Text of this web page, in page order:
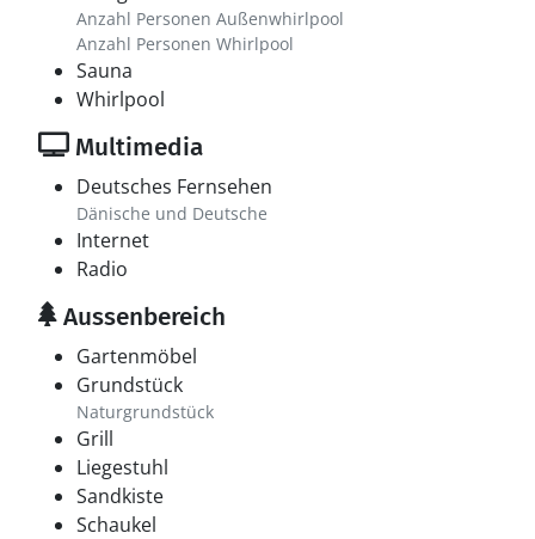
Anzahl Personen Außenwhirlpool
Anzahl Personen Whirlpool
Sauna
Whirlpool
Multimedia
Deutsches Fernsehen
Dänische und Deutsche
Internet
Radio
Aussenbereich
Gartenmöbel
Grundstück
Naturgrundstück
Grill
Liegestuhl
Sandkiste
Schaukel